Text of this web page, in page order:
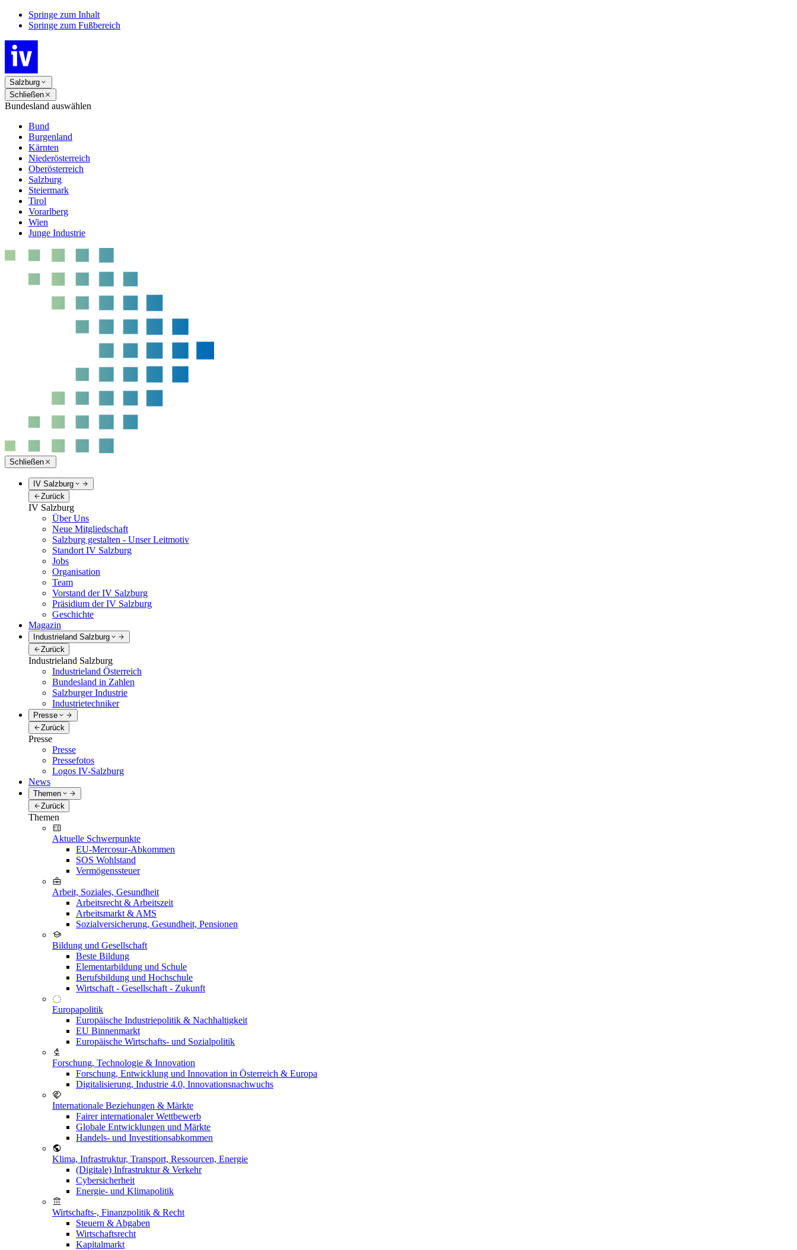
Springe zum Inhalt
Springe zum Fußbereich
Salzburg
Schließen
Bundesland auswählen
Bund
Burgenland
Kärnten
Niederösterreich
Oberösterreich
Salzburg
Steiermark
Tirol
Vorarlberg
Wien
Junge Industrie
Schließen
IV Salzburg
Zurück
IV Salzburg
Über Uns
Neue Mitgliedschaft
Salzburg gestalten - Unser Leitmotiv
Standort IV Salzburg
Jobs
Organisation
Team
Vorstand der IV Salzburg
Präsidium der IV Salzburg
Geschichte
Magazin
Industrieland Salzburg
Zurück
Industrieland Salzburg
Industrieland Österreich
Bundesland in Zahlen
Salzburger Industrie
Industrietechniker
Presse
Zurück
Presse
Presse
Pressefotos
Logos IV-Salzburg
News
Themen
Zurück
Themen
Aktuelle Schwerpunkte
EU-Mercosur-Abkommen
SOS Wohlstand
Vermögenssteuer
Arbeit, Soziales, Gesundheit
Arbeitsrecht & Arbeitszeit
Arbeitsmarkt & AMS
Sozialversicherung, Gesundheit, Pensionen
Bildung und Gesellschaft
Beste Bildung
Elementarbildung und Schule
Berufsbildung und Hochschule
Wirtschaft - Gesellschaft - Zukunft
Europapolitik
Europäische Industriepolitik & Nachhaltigkeit
EU Binnenmarkt
Europäische Wirtschafts- und Sozialpolitik
Forschung, Technologie & Innovation
Forschung, Entwicklung und Innovation in Österreich & Europa
Digitalisierung, Industrie 4.0, Innovationsnachwuchs
Internationale Beziehungen & Märkte
Fairer internationaler Wettbewerb
Globale Entwicklungen und Märkte
Handels- und Investitionsabkommen
Klima, Infrastruktur, Transport, Ressourcen, Energie
(Digitale) Infrastruktur & Verkehr
Cybersicherheit
Energie- und Klimapolitik
Wirtschafts-, Finanzpolitik & Recht
Steuern & Abgaben
Wirtschaftsrecht
Kapitalmarkt